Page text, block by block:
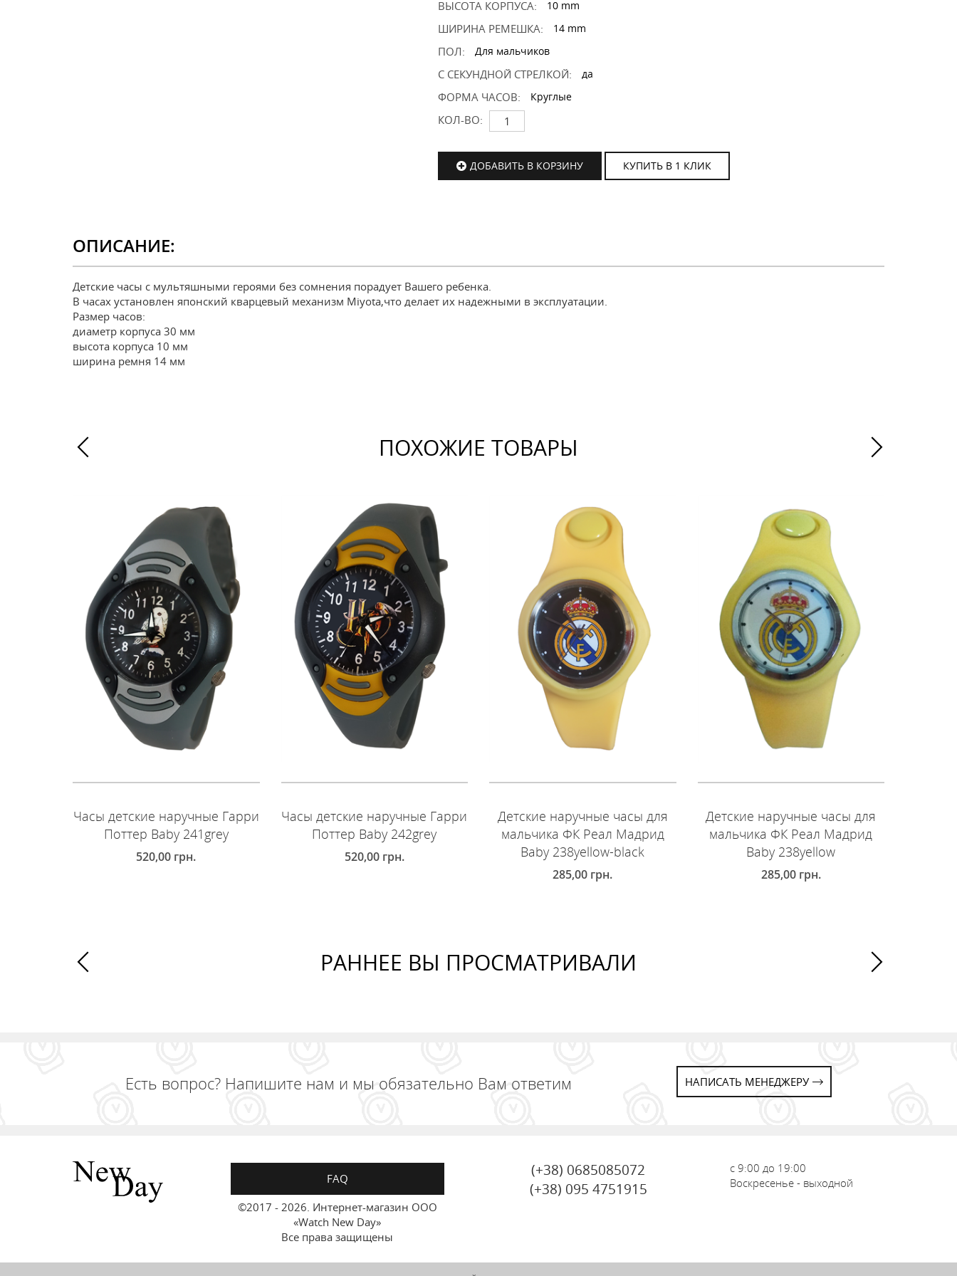
ВЫСОТА КОРПУСА: 10 mm
ШИРИНА РЕМЕШКА: 14 mm
ПОЛ: Для мальчиков
С СЕКУНДНОЙ СТРЕЛКОЙ: да
ФОРМА ЧАСОВ: Круглые
КОЛ-ВО:
ДОБАВИТЬ В КОРЗИНУ КУПИТЬ В 1 КЛИК
ОПИСАНИЕ:
Детские часы с мультяшными героями без сомнения порадует Вашего ребенка.
В часах установлен японский кварцевый механизм Miyota,что делает их надежными в эксплуатации.
Размер часов:
диаметр корпуса 30 мм
высота корпуса 10 мм
ширина ремня 14 мм
ПОХОЖИЕ ТОВАРЫ
Часы детские наручные Гарри
Поттер Baby 241grey
520,00 грн.
Часы детские наручные Гарри
Поттер Baby 242grey
520,00 грн.
Детские наручные часы для
мальчика ФК Реал Мадрид
Baby 238yellow-black
285,00 грн.
Детские наручные часы для
мальчика ФК Реал Мадрид
Baby 238yellow
285,00 грн.
РАННЕЕ ВЫ ПРОСМАТРИВАЛИ
Есть вопрос? Напишите нам и мы обязательно Вам ответим НАПИСАТЬ МЕНЕДЖЕРУ
FAQ
©2017 - 2026. Интернет-магазин ООО
«Watch New Day»
Все права защищены
(+38) 0685085072
(+38) 095 4751915
с 9:00 до 19:00
Воскресенье - выходной